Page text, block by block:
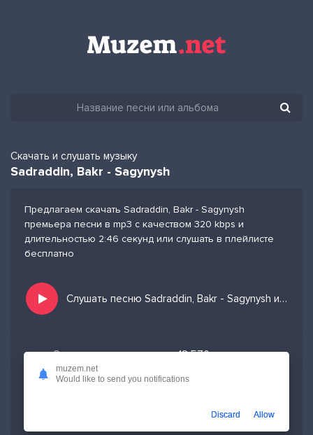
Скачать и слушать музыку
Sadraddin, Bakr - Sagynysh
Предлагаем скачать Sadraddin, Bakr - Sagynysh
премьера песни в mp3 с качеством 320 kbps и
длительностью 2:46 секунд или слушать в плейлисте
бесплатно
Слушать песню Sadraddin, Bakr - Sagynysh и добавить в избранных
Скачано:
12 570
Формат:
MP3
6.35 МБ
muzem.net
Would like to send you notifications
Discard Allow